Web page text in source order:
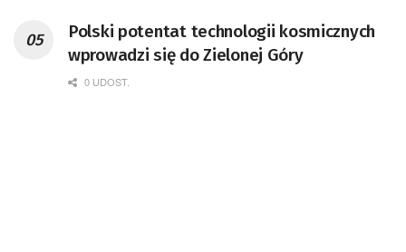
Polski potentat technologii kosmicznych
wprowadzi się do Zielonej Góry
0 UDOST.